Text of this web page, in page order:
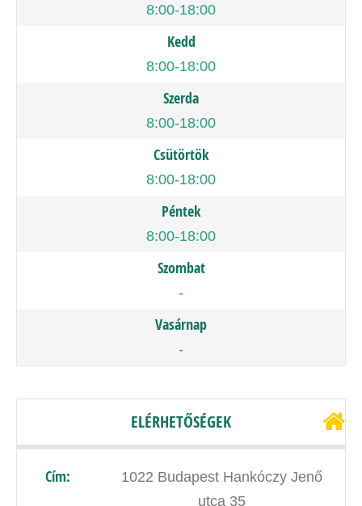
8:00-18:00
Kedd
8:00-18:00
Szerda
8:00-18:00
Csütörtök
8:00-18:00
Péntek
8:00-18:00
Szombat
-
Vasárnap
-
ELÉRHETŐSÉGEK
Cím:
1022 Budapest Hankóczy Jenő
utca 35